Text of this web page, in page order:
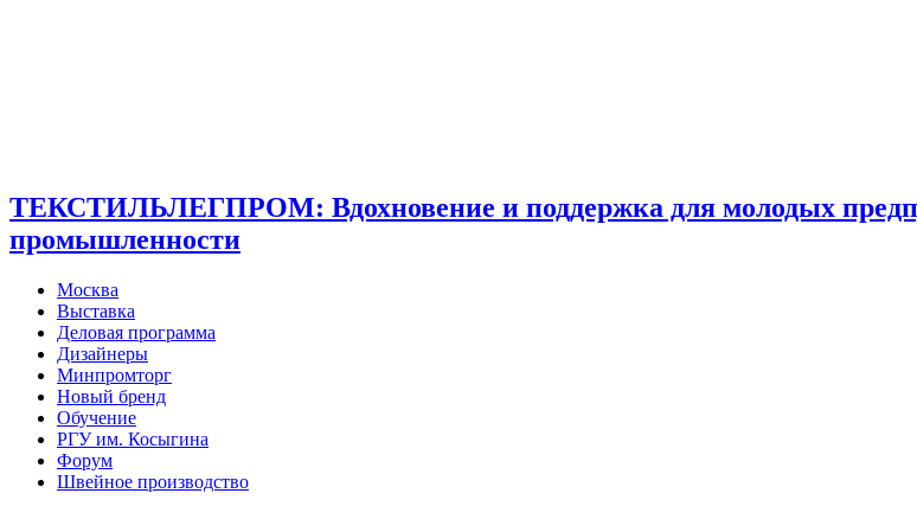
ТЕКСТИЛЬЛЕГПРОМ: Вдохновение и поддержка для молодых
промышленности
Москва
Выставка
Деловая программа
Дизайнеры
Минпромторг
Новый бренд
Обучение
РГУ им. Косыгина
Форум
Швейное производство